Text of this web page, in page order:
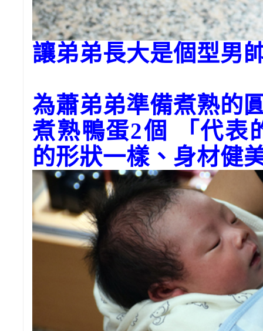
讓弟弟長大是個型男
為蕭弟弟準備煮熟的
煮熟鴨蛋2個 「代表
的形狀一樣、身材健